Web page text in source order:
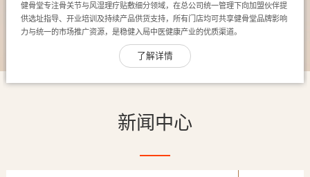
健骨堂专注骨关节与风湿理疗贴敷细分领域，在总公司统一管理下向加盟伙伴提
供选址指导、开业培训及持续产品供货支持，所有门店均可共享健骨堂品牌影响
力与统一的市场推广资源，是稳健入局中医健康产业的优质渠道。
了解详情
新闻中心